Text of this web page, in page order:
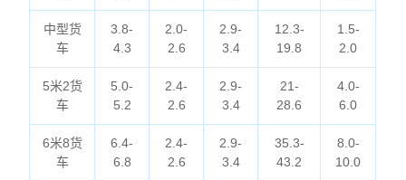
中型货
车
3.8-
4.3
2.0-
2.6
2.9-
3.4
12.3-
19.8
1.5-
2.0
5米2货
车
5.0-
5.2
2.4-
2.6
2.9-
3.4
21-
28.6
4.0-
6.0
6米8货
车
6.4-
6.8
2.4-
2.6
2.9-
3.4
35.3-
43.2
8.0-
10.0